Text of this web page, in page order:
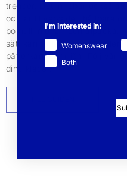
trender. Det innebär också
och är tillverkade i hållbara
bomull, mohair och alpacka.
sätt kan förlänga livslängden
påverkan på miljön. Följ vår
dina kläder.
I'm interested in:
Womenswear
Both